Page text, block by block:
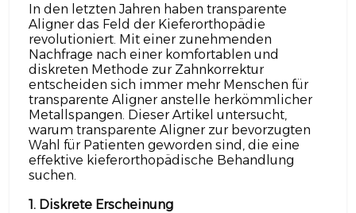
In den letzten Jahren haben transparente
Aligner das Feld der Kieferorthopädie
revolutioniert. Mit einer zunehmenden
Nachfrage nach einer komfortablen und
diskreten Methode zur Zahnkorrektur
entscheiden sich immer mehr Menschen für
transparente Aligner anstelle herkömmlicher
Metallspangen. Dieser Artikel untersucht,
warum transparente Aligner zur bevorzugten
Wahl für Patienten geworden sind, die eine
effektive kieferorthopädische Behandlung
suchen.
1. Diskrete Erscheinung